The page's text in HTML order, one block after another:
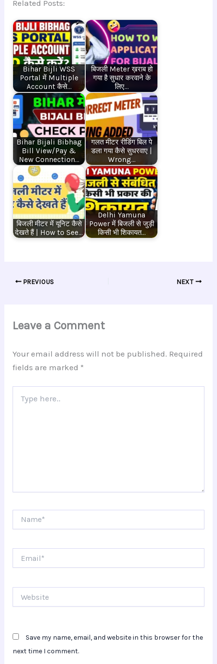
Related Posts:
Bihar Bijli WSS
Portal में Multiple
Account कैसे…
बिजली Meter ख़राब हो
गया है सुधार करवाने के
लिए…
Bihar Bijali Bibhag
Bill View/Pay &
New Connection…
गलत मीटर रीडिंग बिल पे
डला गया कैसे सुधरवाए |
Wrong…
बिजली मीटर में यूनिट कैसे
देखते हैं | How to See…
Delhi Yamuna
Power में बिजली से जुड़ी
किसी भी शिकायत…
PREVIOUS NEXT
Leave a Comment
Your email address will not be published. Required
fields are marked *
here..
Save my name, email, and website in this browser for the
next time I comment.